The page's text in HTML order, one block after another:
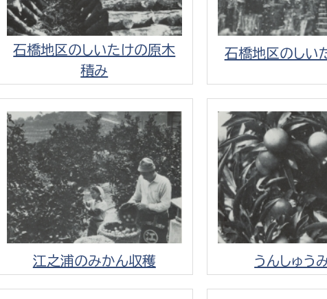
病院管理局：経
病院管理局：施
教育部
教育総務課
保健給食課
選挙管理委員会
選挙管理委員会
石橋地区のしいたけの原木
積み
石橋地区のしい
江之浦のみかん収穫 うんしゅう